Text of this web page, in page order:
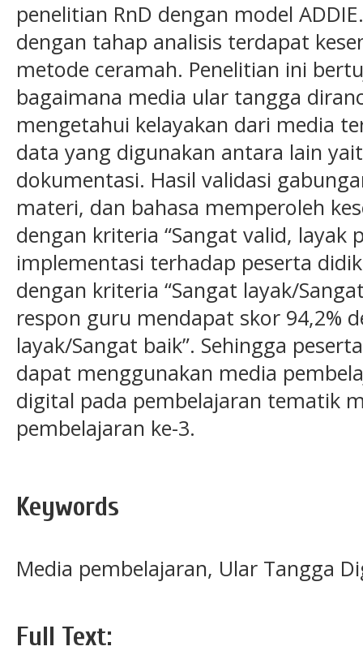
penelitian RnD dengan model
dengan tahap analisis terdapat
metode ceramah. Penelitian ini
bagaimana media ular tangga
mengetahui kelayakan dari media
data yang digunakan antara lain
dokumentasi. Hasil validasi
materi, dan bahasa memperoleh
dengan kriteria “Sangat valid, layak
implementasi terhadap peserta
dengan kriteria “Sangat layak/
respon guru mendapat skor 94,2%
layak/Sangat baik”. Sehingga
dapat menggunakan media
digital pada pembelajaran tematik
pembelajaran ke-3.
Keywords
Media pembelajaran, Ular Tangga
Full Text: